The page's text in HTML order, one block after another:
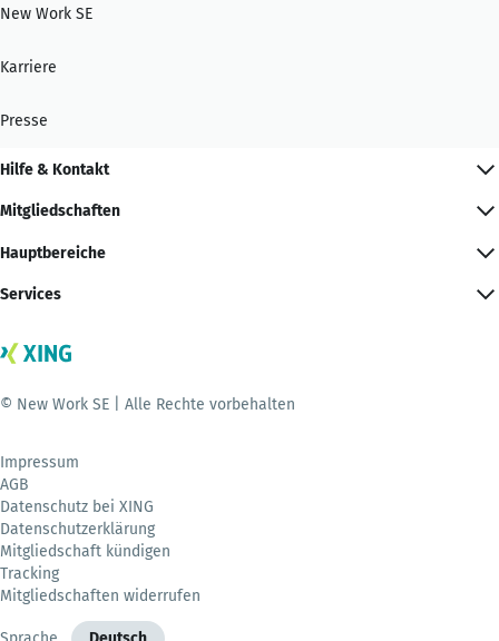
New Work SE
Karriere
Presse
Hilfe & Kontakt
Mitgliedschaften
Hauptbereiche
Services
© New Work SE | Alle Rechte vorbehalten
Impressum
AGB
Datenschutz bei XING
Datenschutzerklärung
Mitgliedschaft kündigen
Tracking
Mitgliedschaften widerrufen